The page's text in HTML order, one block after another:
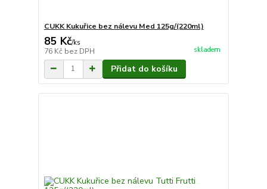
CUKK Kukuřice bez nálevu Med 125g/(220ml)
85 Kč/ks
76 Kč bez DPH skladem
Přidat do košíku